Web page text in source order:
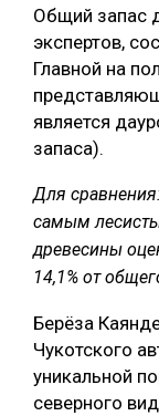
КОМПЛЕКСНАЯ
ЛЕСОПИЛЕНИЕ
СОРТИРОВКА
СУШКА
МЕБЕЛЬНОЕ
Общий запас
экспертов,
Главной на
является
запаса).
Для
самым
древесины
14,1% от
Берёза
Чукотского
уникальной
северного